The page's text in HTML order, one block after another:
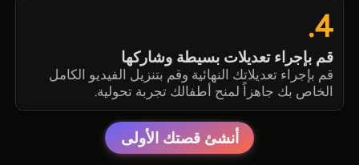
4.
قم بإجراء تعديلات بسيطة وشاركها
قم بإجراء تعديلاتك النهائية وقم بتنزيل الفيديو الكامل
الخاص بك جاهزاً لمنح أطفالك تجربة تحولية.
أنشئ قصتك الأولى